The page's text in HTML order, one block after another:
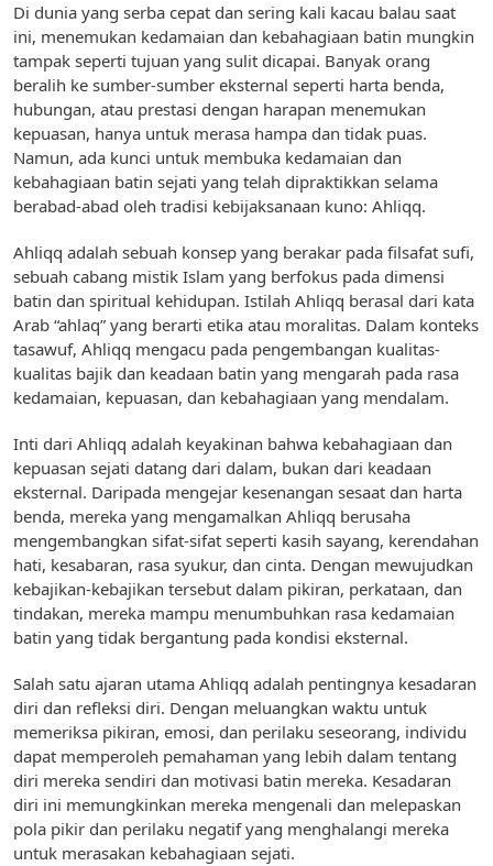
Di dunia yang serba cepat dan sering kali kacau balau saat
ini, menemukan kedamaian dan kebahagiaan batin mungkin
tampak seperti tujuan yang sulit dicapai. Banyak orang
beralih ke sumber-sumber eksternal seperti harta benda,
hubungan, atau prestasi dengan harapan menemukan
kepuasan, hanya untuk merasa hampa dan tidak puas.
Namun, ada kunci untuk membuka kedamaian dan
kebahagiaan batin sejati yang telah dipraktikkan selama
berabad-abad oleh tradisi kebijaksanaan kuno: Ahliqq.
Ahliqq adalah sebuah konsep yang berakar pada filsafat sufi,
sebuah cabang mistik Islam yang berfokus pada dimensi
batin dan spiritual kehidupan. Istilah Ahliqq berasal dari kata
Arab “ahlaq” yang berarti etika atau moralitas. Dalam konteks
tasawuf, Ahliqq mengacu pada pengembangan kualitas-
kualitas bajik dan keadaan batin yang mengarah pada rasa
kedamaian, kepuasan, dan kebahagiaan yang mendalam.
Inti dari Ahliqq adalah keyakinan bahwa kebahagiaan dan
kepuasan sejati datang dari dalam, bukan dari keadaan
eksternal. Daripada mengejar kesenangan sesaat dan harta
benda, mereka yang mengamalkan Ahliqq berusaha
mengembangkan sifat-sifat seperti kasih sayang, kerendahan
hati, kesabaran, rasa syukur, dan cinta. Dengan mewujudkan
kebajikan-kebajikan tersebut dalam pikiran, perkataan, dan
tindakan, mereka mampu menumbuhkan rasa kedamaian
batin yang tidak bergantung pada kondisi eksternal.
Salah satu ajaran utama Ahliqq adalah pentingnya kesadaran
diri dan refleksi diri. Dengan meluangkan waktu untuk
memeriksa pikiran, emosi, dan perilaku seseorang, individu
dapat memperoleh pemahaman yang lebih dalam tentang
diri mereka sendiri dan motivasi batin mereka. Kesadaran
diri ini memungkinkan mereka mengenali dan melepaskan
pola pikir dan perilaku negatif yang menghalangi mereka
untuk merasakan kebahagiaan sejati.